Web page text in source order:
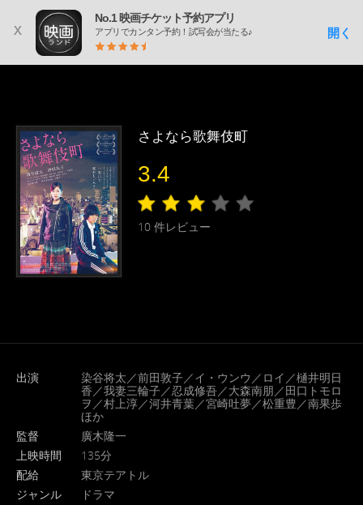
x
No.1 映画チケット予約アプリ
アプリでカンタン予約！試写会が当たる♪ 開く
さよなら歌舞伎町
3.4
10 件レビュー
出演
染谷将太／前田敦子／イ・ウンウ／ロイ／樋井明日
香／我妻三輪子／忍成修吾／大森南朋／田口トモロ
ヲ／村上淳／河井青葉／宮崎吐夢／松重豊／南果歩
ほか
監督
廣木隆一
上映時間
135分
配給
東京テアトル
ジャンル
ドラマ